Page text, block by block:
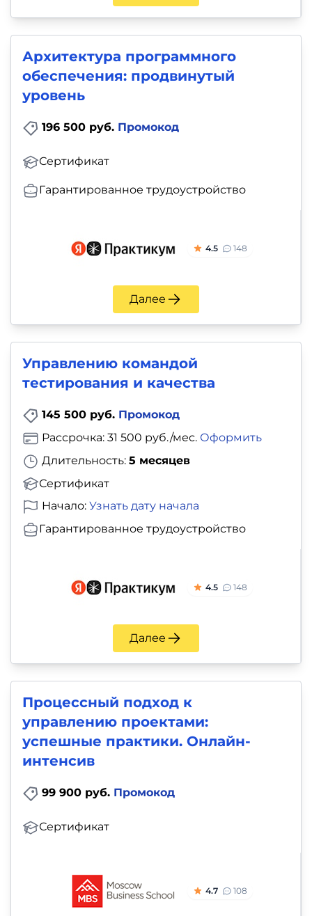
Архитектура программного
обеспечения: продвинутый
уровень
196 500 руб. Промокод
Сертификат
Гарантированное трудоустройство
4.5 148
Далее
Управлению командой
тестирования и качества
145 500 руб. Промокод
Длительность: 5 месяцев
Сертификат
Рассрочка: 31 500 руб./мес. Оформить
Начало: Узнать дату начала
Гарантированное трудоустройство
4.5 148
Далее
Процессный подход к
управлению проектами:
успешные практики. Онлайн-
интенсив
99 900 руб. Промокод
Сертификат
4.7 108